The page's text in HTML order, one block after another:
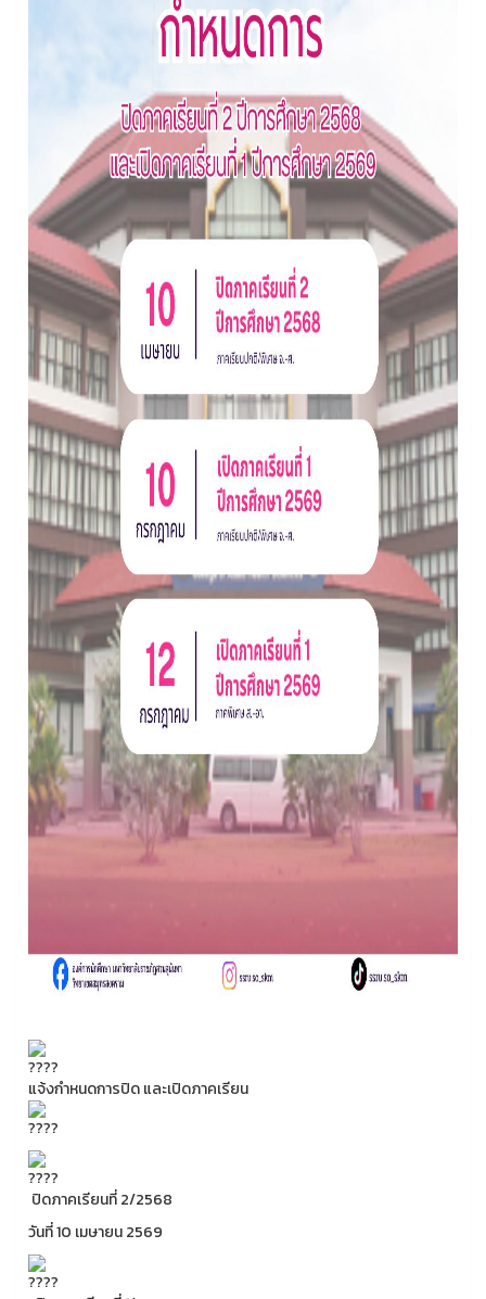
แจ้งกำหนดการปิด และเปิดภาคเรียน
ปิดภาคเรียนที่ 2/2568
วันที่ 10 เมษายน 2569